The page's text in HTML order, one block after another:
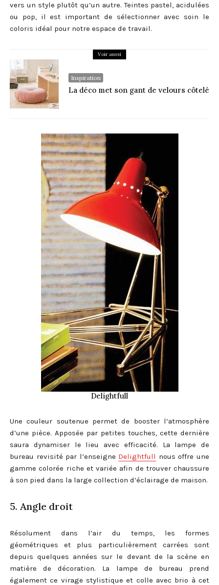
vers un style plutôt qu’un autre. Teintes pastel, acidulées
ou pop, il est important de sélectionner avec soin le
coloris idéal pour notre espace de travail.
Voir aussi
Inspiration
La déco met son gant de velours côtelé
Delightfull
Une couleur soutenue permet de booster l’atmosphère
d’une pièce. Apposée par petites touches, cette dernière
saura dynamiser le lieu avec efficacité. La lampe de
bureau revisité par l’enseigne Delightfull nous offre une
gamme colorée riche et variée afin de trouver chaussure
à son pied dans la large collection d’éclairage de maison.
5. Angle droit
Résolument dans l’air du temps, les formes
géométriques et plus particulièrement carrées sont
depuis quelques années sur le devant de la scène en
matière de décoration. La lampe de bureau prend
également ce virage stylistique et colle avec brio à cet